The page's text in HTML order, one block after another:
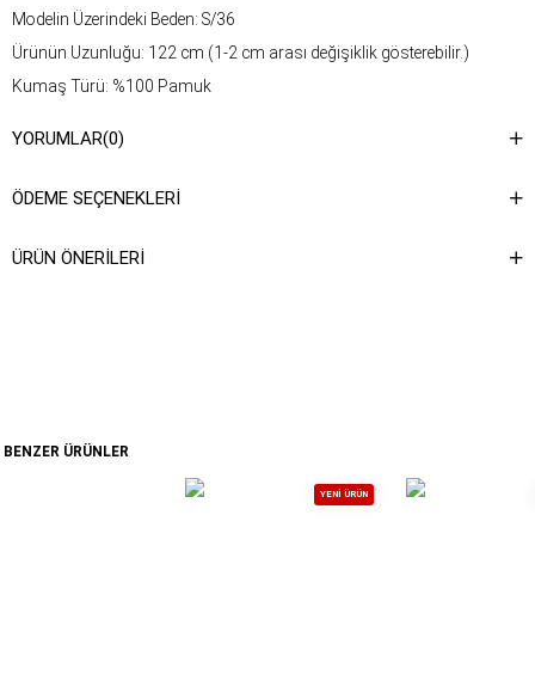
Modelin Üzerindeki Beden: S/36
Ürünün Uzunluğu: 122 cm (1-2 cm arası değişiklik gösterebilir.)
Kumaş Türü: %100 Pamuk
talimatına ulaşabilirsiniz.
YORUMLAR(0)
ÖDEME SEÇENEKLERI
ÜRÜN ÖNERILERI
BENZER ÜRÜNLER
YENI ÜRÜN